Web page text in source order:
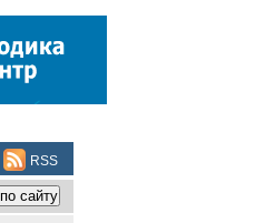
RSS